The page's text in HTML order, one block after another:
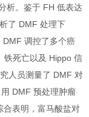
析。鉴于 FH 低表达
了 DMF 处理下
DMF 调控了多个癌
铁死亡以及 Hippo 信
人员测量了 DMF 对
DMF 预处理肿瘤
合表明，富马酸盐对